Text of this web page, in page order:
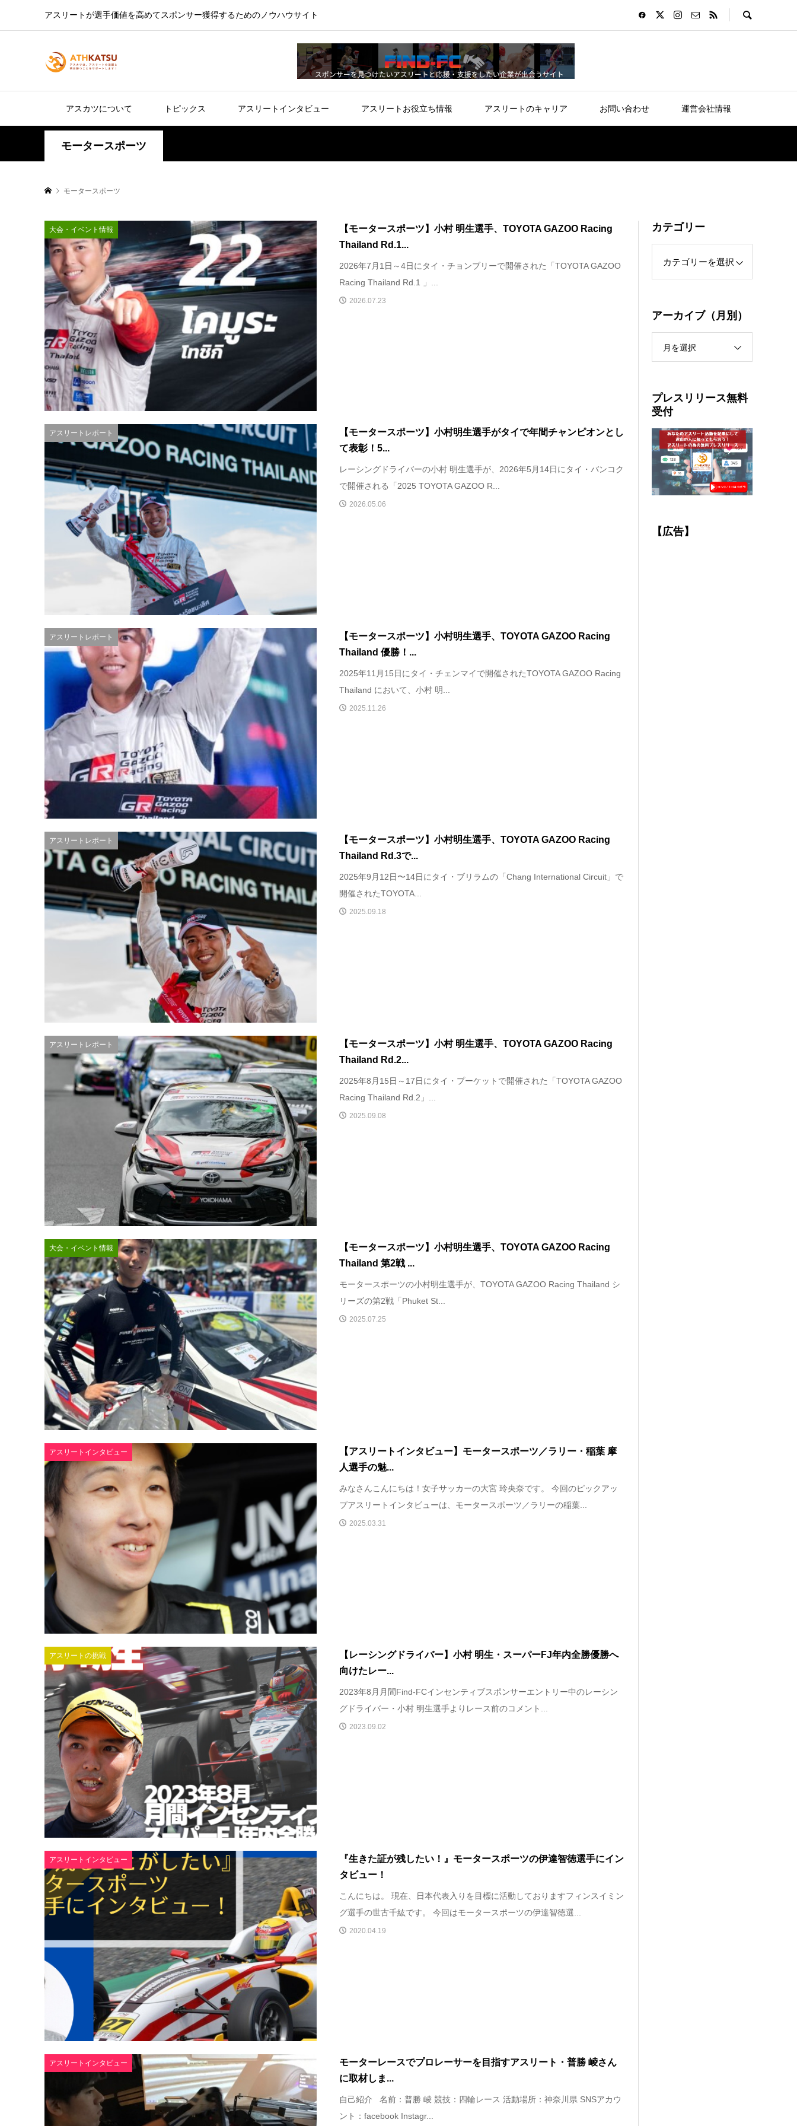
アスリートが選手価値を高めてスポンサー獲得するためのノウハウサイト
アスカツについて トピックス アスリートインタビュー アスリートお役立ち情報 アスリートのキャリア お問い合わせ 運営会社情報
モータースポーツ
モータースポーツ
大会・イベント情報
【モータースポーツ】小村 明生選手、TOYOTA GAZOO Racing
Thailand Rd.1...
2026年7月1日～4日にタイ・チョンブリーで開催された「TOYOTA GAZOO
Racing Thailand Rd.1 」...
2026.07.23
アスリートレポート
【モータースポーツ】小村明生選手がタイで年間チャンピオンとし
て表彰！5...
レーシングドライバーの小村 明生選手が、2026年5月14日にタイ・バンコク
で開催される「2025 TOYOTA GAZOO R...
2026.05.06
アスリートレポート
【モータースポーツ】小村明生選手、TOYOTA GAZOO Racing
Thailand 優勝！...
2025年11月15日にタイ・チェンマイで開催されたTOYOTA GAZOO Racing
Thailand において、小村 明...
2025.11.26
アスリートレポート
【モータースポーツ】小村明生選手、TOYOTA GAZOO Racing
Thailand Rd.3で...
2025年9月12日〜14日にタイ・ブリラムの「Chang International Circuit」で
開催されたTOYOTA...
2025.09.18
アスリートレポート
【モータースポーツ】小村 明生選手、TOYOTA GAZOO Racing
Thailand Rd.2...
2025年8月15日～17日にタイ・プーケットで開催された「TOYOTA GAZOO
Racing Thailand Rd.2」...
2025.09.08
大会・イベント情報
【モータースポーツ】小村明生選手、TOYOTA GAZOO Racing
Thailand 第2戦 ...
モータースポーツの小村明生選手が、TOYOTA GAZOO Racing Thailand シ
リーズの第2戦「Phuket St...
2025.07.25
アスリートインタビュー
【アスリートインタビュー】モータースポーツ／ラリー・稲葉 摩
人選手の魅...
みなさんこんにちは！女子サッカーの大宮 玲央奈です。 今回のピックアッ
プアスリートインタビューは、モータースポーツ／ラリーの稲葉...
2025.03.31
アスリートの挑戦
【レーシングドライバー】小村 明生・スーパーFJ年内全勝優勝へ
向けたレー...
2023年8月月間Find-FCインセンティブスポンサーエントリー中のレーシン
グドライバー・小村 明生選手よりレース前のコメント...
2023.09.02
アスリートインタビュー
『生きた証が残したい！』モータースポーツの伊達智徳選手にイン
タビュー！
こんにちは。 現在、日本代表入りを目標に活動しておりますフィンスイミン
グ選手の世古千紘です。 今回はモータースポーツの伊達智徳選...
2020.04.19
アスリートインタビュー
モーターレースでプロレーサーを目指すアスリート・普勝 崚さん
に取材しま...
自己紹介 名前：普勝 崚 競技：四輪レース 活動場所：神奈川県 SNSアカウ
ント：facebook Instagr...
カテゴリー
アーカイブ（月別）
月を選択
プレスリリース無料
受付
【広告】